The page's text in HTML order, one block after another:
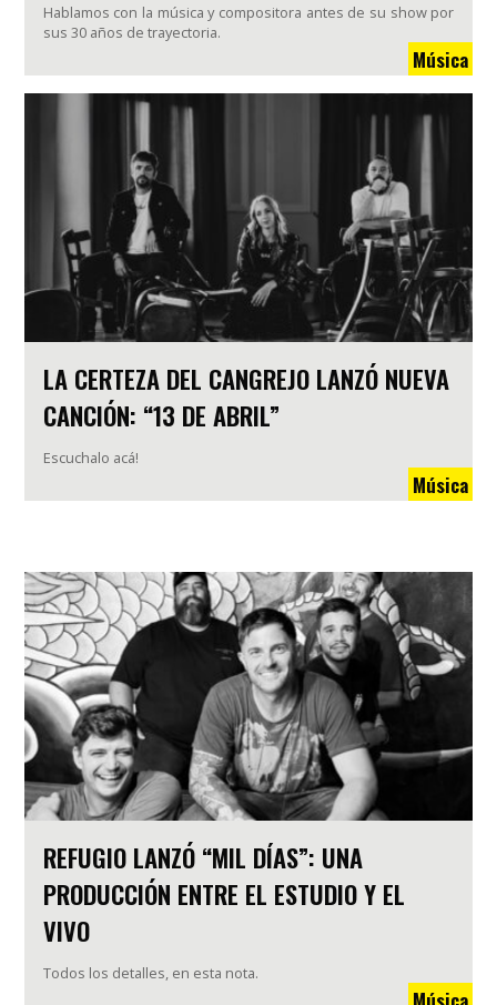
Hablamos con la música y compositora antes de su show por
sus 30 años de trayectoria.
Música
LA CERTEZA DEL CANGREJO LANZÓ NUEVA
CANCIÓN: “13 DE ABRIL”
Escuchalo acá!
Música
REFUGIO LANZÓ “MIL DÍAS”: UNA
PRODUCCIÓN ENTRE EL ESTUDIO Y EL
VIVO
Todos los detalles, en esta nota.